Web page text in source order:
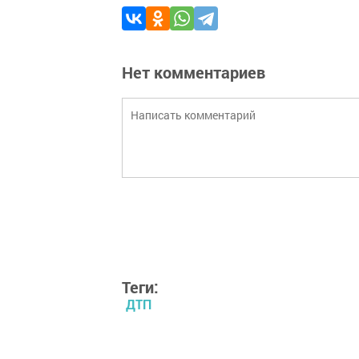
Нет комментариев
Теги:
ДТП